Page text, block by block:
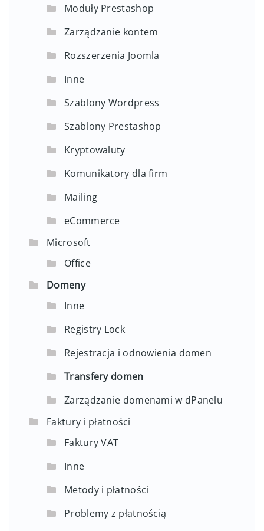
Moduły Prestashop
Zarządzanie kontem
Rozszerzenia Joomla
Inne
Szablony Wordpress
Szablony Prestashop
Kryptowaluty
Komunikatory dla firm
Mailing
eCommerce
Microsoft
Office
Domeny
Inne
Registry Lock
Rejestracja i odnowienia domen
Transfery domen
Zarządzanie domenami w dPanelu
Faktury i płatności
Faktury VAT
Inne
Metody i płatności
Problemy z płatnością